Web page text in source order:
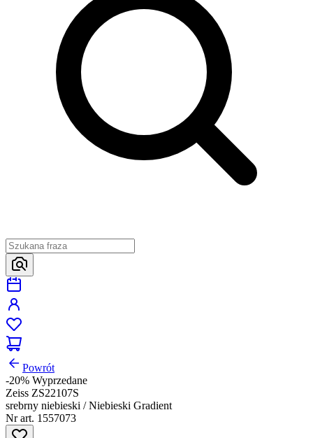
Powrót
-20% Wyprzedane
Zeiss ZS22107S
srebrny niebieski / Niebieski Gradient
Nr art. 1557073